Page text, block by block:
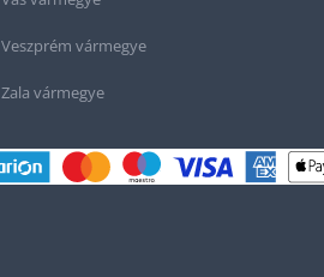
Veszprém vármegye
Zala vármegye